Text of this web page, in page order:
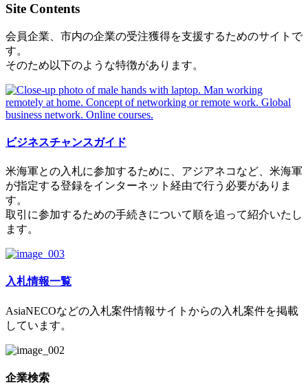
Site Contents
会員企業、市内の企業の受注獲得を支援するためのサイトで
す。
そのため以下のような特徴があります。
ビジネスチャンスガイド
米海軍との入札に参加するために、アジアネコなど、米海軍
が指定する登録をインターネット経由で行う必要がありま
す。
取引に参加するための手続きについて順を追って紹介いたし
ます。
入札情報一覧
AsiaNECOなどの入札案件情報サイトからの入札案件を掲載
しています。
企業検索